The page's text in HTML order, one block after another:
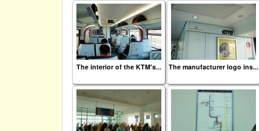
The interior of the KTM's... The manufacturer logo ins...